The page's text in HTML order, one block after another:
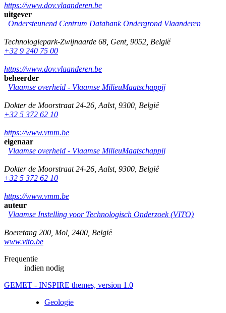
https://www.dov.vlaanderen.be
uitgever
Ondersteunend Centrum Databank Ondergrond Vlaanderen
Technologiepark-Zwijnaarde 68 Gent, 9052 België
+32 9 240 75 00
https://www.dov.vlaanderen.be
beheerder
Vlaamse overheid - Vlaamse MilieuMaatschappij
Dokter de Moorstraat 24-26 Aalst, 9300 België
+32 5 372 62 10
https://www.vmm.be
eigenaar
Vlaamse overheid - Vlaamse MilieuMaatschappij
Dokter de Moorstraat 24-26 Aalst, 9300 België
+32 5 372 62 10
https://www.vmm.be
auteur
Vlaamse Instelling voor Technologisch Onderzoek (VITO)
Boeretang 200 Mol 2400 België
www.vito.be
Frequentie
indien nodig
GEMET - INSPIRE themes, version 1.0
Geologie